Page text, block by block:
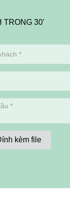
TRONG 30'
kèm file